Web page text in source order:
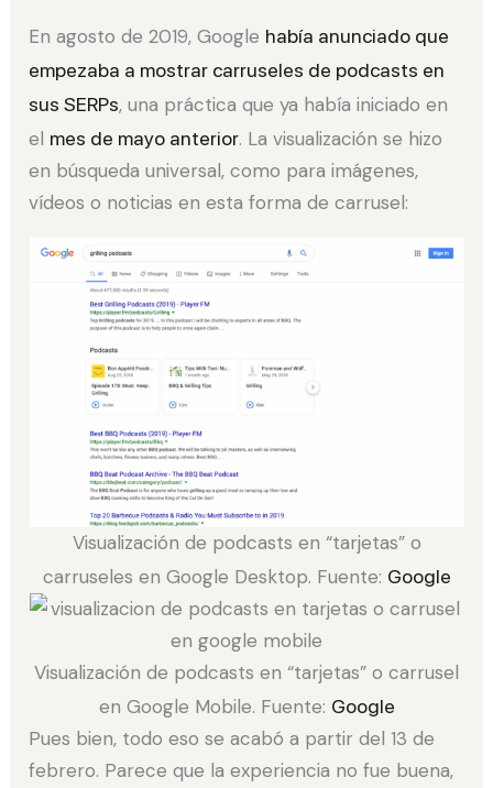
En agosto de 2019, Google había anunciado que
empezaba a mostrar carruseles de podcasts en
sus SERPs, una práctica que ya había iniciado en
el mes de mayo anterior. La visualización se hizo
en búsqueda universal, como para imágenes,
vídeos o noticias en esta forma de carrusel:
Visualización de podcasts en “tarjetas” o
carruseles en Google Desktop. Fuente: Google
Visualización de podcasts en “tarjetas” o carrusel
en Google Mobile. Fuente: Google
Pues bien, todo eso se acabó a partir del 13 de
febrero. Parece que la experiencia no fue buena,